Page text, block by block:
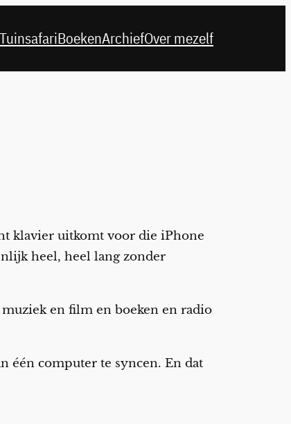
TuinsafariBoekenArchiefOver mezelf
klavier uitkomt voor die iPhone
heel, heel lang zonder
en film en boeken en radio
één computer te syncen. En dat